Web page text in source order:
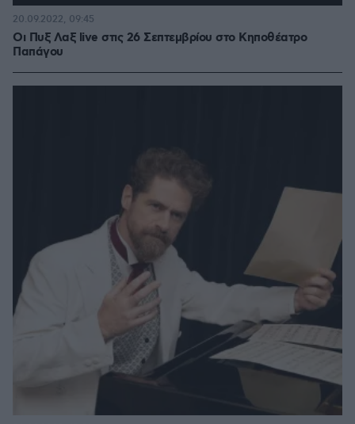
Οι Πυξ Λαξ live στις 26 Σεπτεμβρίου στο Κηποθέατρο
Παπάγου
20.09.2022, 09:45